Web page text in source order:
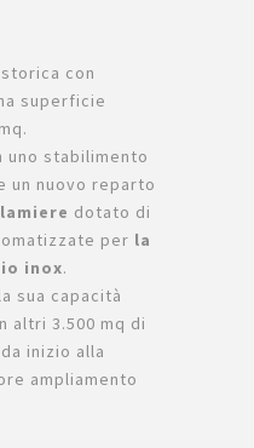
con
superficie
uno stabilimento
un nuovo reparto
dotato di
per la
inox.
sua capacità
altri 3.500 mq di
inizio alla
ampliamento